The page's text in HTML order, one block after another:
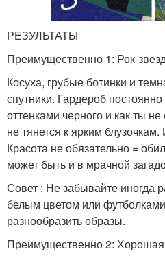
РЕЗУЛЬТАТЫ
Преимущественно 1: Рок-
Косуха, грубые ботинки и
спутники. Гардероб
оттенками черного и как ты
не тянется к ярким
Красота не обязательно =
может быть и в мрачной
Совет : Не забывайте иногда
белым цветом или
разнообразить образы.
Преимущественно 2: Хорошая